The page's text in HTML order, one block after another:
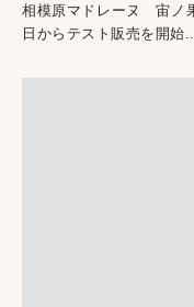
相模原マドレーヌ 宙ノ
日からテスト販売を開始...